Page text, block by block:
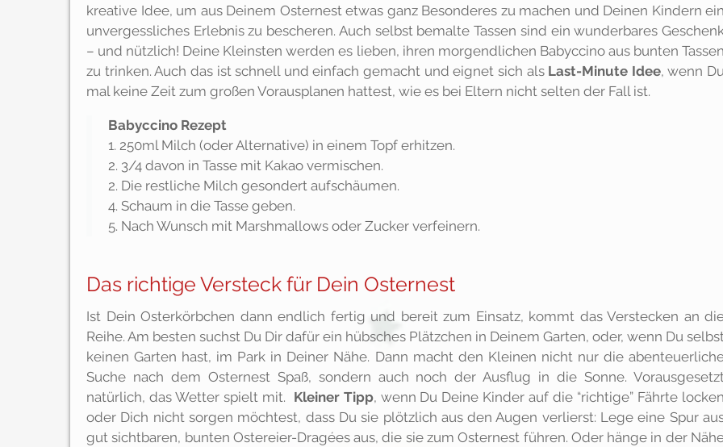
kreative Idee, um aus Deinem Osternest etwas ganz Besonderes zu machen und Deinen Kindern ein
unvergessliches Erlebnis zu bescheren. Auch selbst bemalte Tassen sind ein wunderbares
– und nützlich! Deine Kleinsten werden es lieben, ihren morgendlichen Babyccino aus bunten Tassen
zu trinken. Auch das ist schnell und einfach gemacht und eignet sich als Last-Minute Idee, wenn
mal keine Zeit zum großen Vorausplanen hattest, wie es bei Eltern nicht selten der Fall ist.
Babyccino Rezept
1. 250ml Milch (oder Alternative) in einem Topf erhitzen.
2. 3/4 davon in Tasse mit Kakao vermischen.
2. Die restliche Milch gesondert aufschäumen.
4. Schaum in die Tasse geben.
5. Nach Wunsch mit Marshmallows oder Zucker verfeinern.
Das richtige Versteck für Dein Osternest
Ist Dein Osterkörbchen dann endlich fertig und bereit zum Einsatz, kommt das Verstecken an
Reihe. Am besten suchst Du Dir dafür ein hübsches Plätzchen in Deinem Garten, oder, wenn Du
keinen Garten hast, im Park in Deiner Nähe. Dann macht den Kleinen nicht nur die
Suche nach dem Osternest Spaß, sondern auch noch der Ausflug in die Sonne.
natürlich, das Wetter spielt mit. Kleiner Tipp, wenn Du Deine Kinder auf die “richtige” Fährte locken
oder Dich nicht sorgen möchtest, dass Du sie plötzlich aus den Augen verlierst: Lege eine Spur
gut sichtbaren, bunten Ostereier-Dragées aus, die sie zum Osternest führen. Oder hänge in der